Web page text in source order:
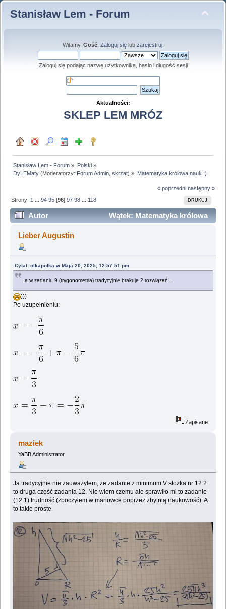
Stanisław Lem - Forum
Witamy, Gość. Zaloguj sięlub zarejestruj.
Zaloguj się podając nazwę użytkownika, hasło i długość sesji
Aktualności:
SKLEP LEM MRÓZ
Stanisław Lem - Forum » Polski»
DyLEMaty (Moderatorzy: Forum Admin ,skrzat) » Matematyka królowa nauk ;)
« poprzedni następny »
DRUKUJ
Strony: 1 ...94 95 [96]97 98 ... 118
Autor
Wątek: Matematyka królowa
nauk ;) (Przeczytany 1971064 razy)
Lieber Augustin
Cytat: olkapolka w Maja 20, 2025, 12:57:51 pm
...a w zadaniu 9 (trygonometria) tradycyjnie brakuje 2 rozwiązań...
)))
Po uzupełnieniu:
Zapisane
maziek
YaBB Administrator
Ja tradycyjnie nie zauważyłem, że zadanie z minimum V stożka nr 12.2
to druga część zadania 12. Nie wiem czemu ale sprawiło mi to zadanie
(12.1) trudność (zboczyłem w manowce poprzez zbytnią naukowość). A
to takie proste.